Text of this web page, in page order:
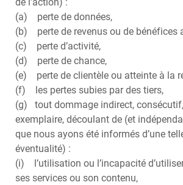
(a) perte de données,
(b) perte de revenus ou de bénéfices
(c) perte d’activité,
(d) perte de chance,
(e) perte de clientèle ou atteinte à la
(f) les pertes subies par des tiers,
(g) tout dommage indirect,
exemplaire, découlant de (et
que nous ayons été informés d’une
éventualité) :
(i) l’utilisation ou l’incapacité
ses services ou son contenu,